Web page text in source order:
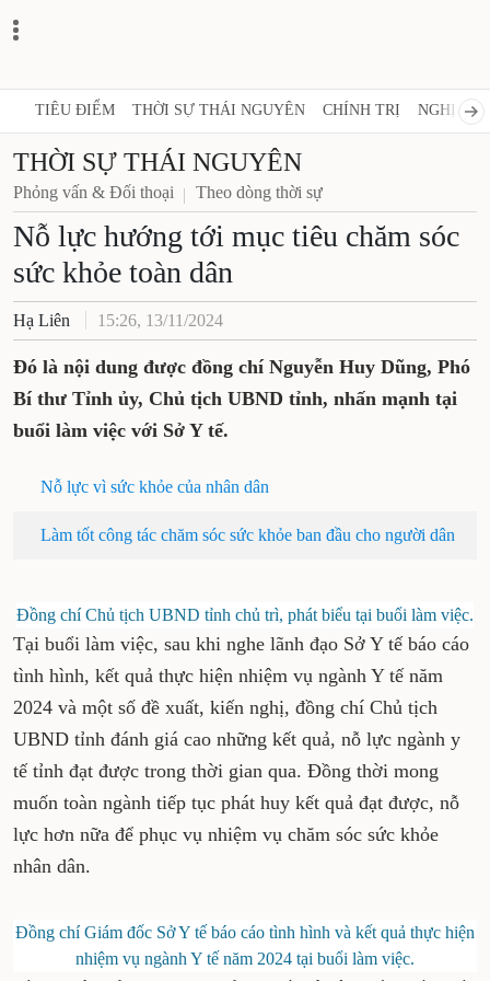
TIÊU ĐIỂM THỜI SỰ THÁI NGUYÊN CHÍNH TRỊ NGHỊ
THỜI SỰ THÁI NGUYÊN
Phỏng vấn & Đối thoại Theo dòng thời sự
Nỗ lực hướng tới mục tiêu chăm sóc
sức khỏe toàn dân
Hạ Liên 15:26, 13/11/2024
Đó là nội dung được đồng chí Nguyễn Huy Dũng, Phó
Bí thư Tỉnh ủy, Chủ tịch UBND tỉnh, nhấn mạnh tại
buổi làm việc với Sở Y tế.
Nỗ lực vì sức khỏe của nhân dân
Làm tốt công tác chăm sóc sức khỏe ban đầu cho người dân
Đồng chí Chủ tịch UBND tỉnh chủ trì, phát biểu tại buổi làm việc.
Tại buổi làm việc, sau khi nghe lãnh đạo Sở Y tế báo cáo
tình hình, kết quả thực hiện nhiệm vụ ngành Y tế năm
2024 và một số đề xuất, kiến nghị, đồng chí Chủ tịch
UBND tỉnh đánh giá cao những kết quả, nỗ lực ngành y
tế tỉnh đạt được trong thời gian qua. Đồng thời mong
muốn toàn ngành tiếp tục phát huy kết quả đạt được, nỗ
lực hơn nữa để phục vụ nhiệm vụ chăm sóc sức khỏe
nhân dân.
Đồng chí Giám đốc Sở Y tế báo cáo tình hình và kết quả thực hiện
nhiệm vụ ngành Y tế năm 2024 tại buổi làm việc.